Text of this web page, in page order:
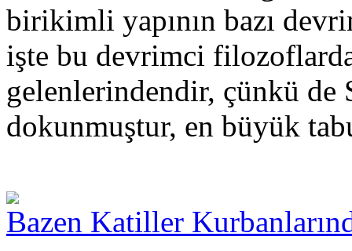
birikimli yapının bazı
işte bu devrimci
gelenlerindendir, çünkü de
dokunmuştur, en büyük
Bazen Katiller